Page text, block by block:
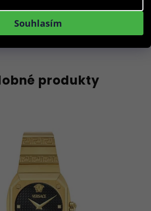
Souhlasím
Do košíku
produkty